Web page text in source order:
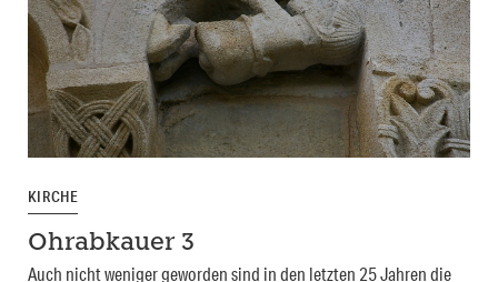
KIRCHE
Ohrabkauer 3
Auch nicht weniger geworden sind in den letzten 25 Jahren die